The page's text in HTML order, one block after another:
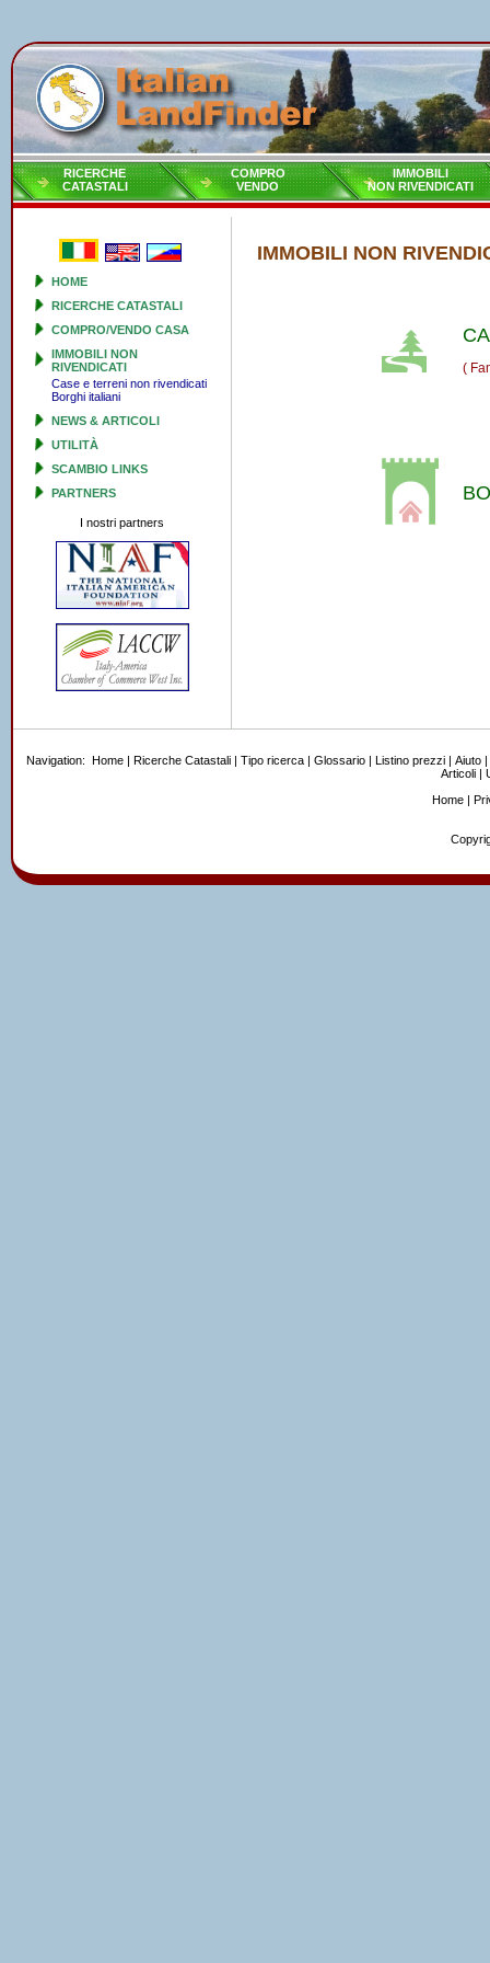
RICERCHE
CATASTALI
COMPRO
VENDO
IMMOBILI
NON RIVENDICATI
HOME
RICERCHE CATASTALI
COMPRO/VENDO CASA
IMMOBILI NON
RIVENDICATI
Case e terreni non rivendicati
Borghi italiani
NEWS & ARTICOLI
UTILITÀ
SCAMBIO LINKS
PARTNERS
I nostri partners
IMMOBILI NON
(
Navigation: Home| Ricerche Catastali| Tipo ricerca| Glossario| Listino prezzi| Aiuto|
Articoli |
Home|